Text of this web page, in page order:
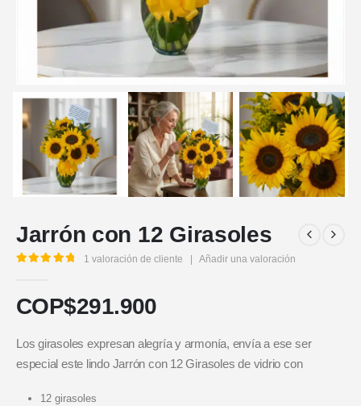
Jarrón con 12 Girasoles
1 valoración de cliente Añadir una valoración
COP$291.900
Los girasoles expresan alegría y armonía, envía a ese ser
especial este lindo Jarrón con 12 Girasoles de vidrio con
12 girasoles